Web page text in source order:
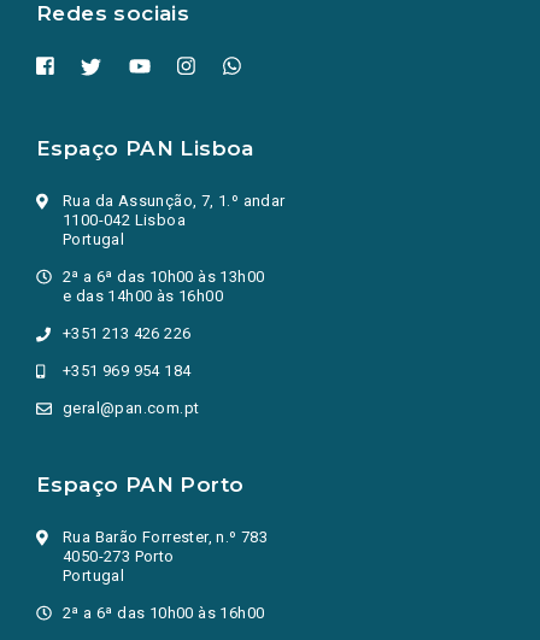
Redes sociais
Espaço PAN Lisboa
Rua da Assunção, 7, 1.º andar
1100-042 Lisboa
Portugal
2ª a 6ª das 10h00 às 13h00
e das 14h00 às 16h00
+351 213 426 226
+351 969 954 184
geral@pan.com.pt
Espaço PAN Porto
Rua Barão Forrester, n.º 783
4050-273 Porto
Portugal
2ª a 6ª das 10h00 às 16h00